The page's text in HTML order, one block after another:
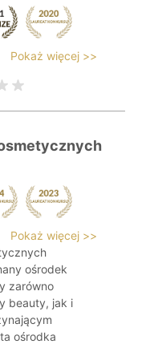
Pokaż więcej >>
Pokaż więcej >>
ośrodek
zarówno
beauty, jak i
ośrodka